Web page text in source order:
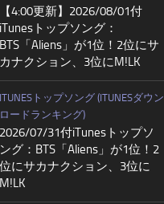
【4:00更新】2026/08/01付
iTunesトップソング：
BTS「Aliens」が1位！2位にサ
カナクション、3位にM!LK
ITUNESトップソング (ITUNESダウン
ロードランキング)
2026/07/31付iTunesトップソ
ング：BTS「Aliens」が1位！2
位にサカナクション、3位に
M!LK